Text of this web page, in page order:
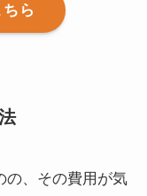
ら
の、その費用が気